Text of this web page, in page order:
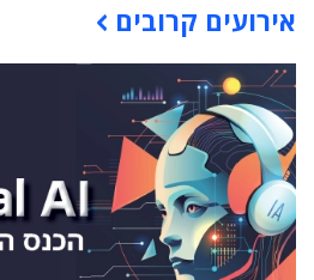
אירועים קרובים